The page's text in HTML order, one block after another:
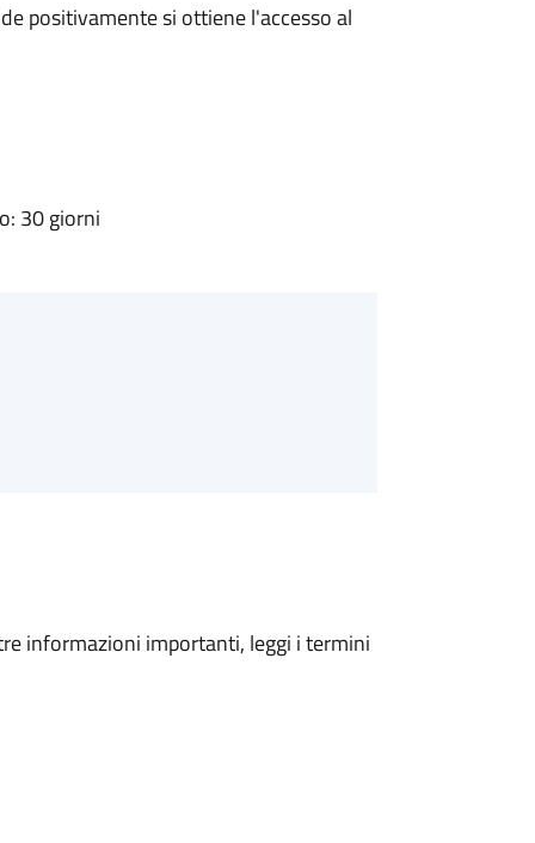
positivamente si ottiene l'accesso al
30 giorni
informazioni importanti, leggi i termini